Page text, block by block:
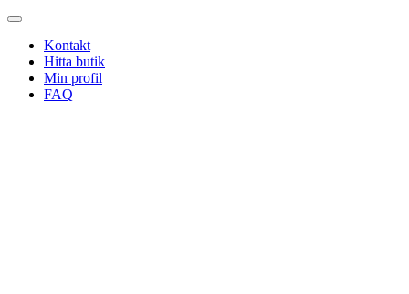
Kontakt
Hitta butik
Min profil
FAQ